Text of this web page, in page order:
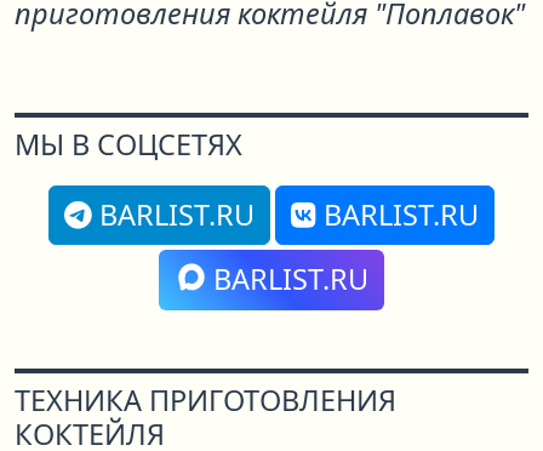
приготовления коктейля "Поплавок"
МЫ В СОЦСЕТЯХ
BARLIST.RU
BARLIST.RU
BARLIST.RU
ТЕХНИКА ПРИГОТОВЛЕНИЯ
КОКТЕЙЛЯ